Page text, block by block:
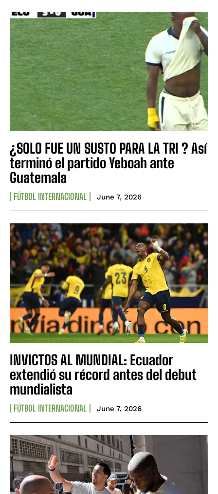
¿SOLO FUE UN SUSTO PARA LA TRI ? Así
terminó el partido Yeboah ante
Guatemala
FÚTBOL INTERNACIONAL June 7, 2026
INVICTOS AL MUNDIAL: Ecuador
extendió su récord antes del debut
mundialista
FÚTBOL INTERNACIONAL June 7, 2026